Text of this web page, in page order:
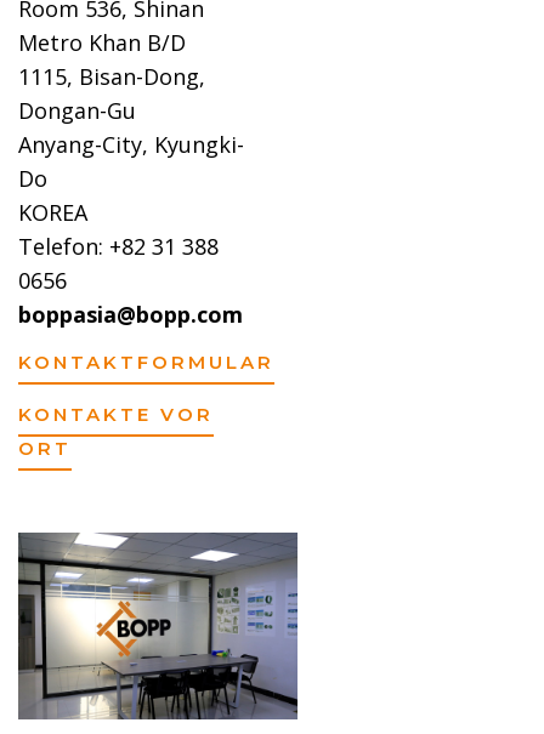
Room 536, Shinan
Metro Khan B/D
1115, Bisan-Dong,
Dongan-Gu
Anyang-City, Kyungki-
Do
KOREA
Telefon: +82 31 388
0656
boppasia@bopp.com
KONTAKTFORMULAR
KONTAKTE VOR
ORT